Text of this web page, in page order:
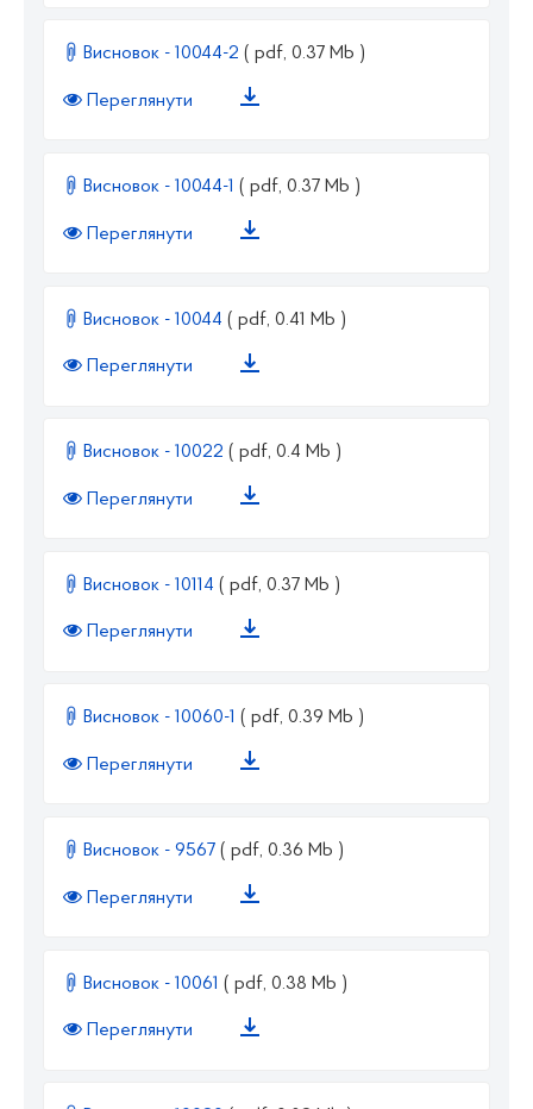
Висновок - 10044-2 ( pdf, 0.37 Mb )
Переглянути
Висновок - 10044-1 ( pdf, 0.37 Mb )
Переглянути
Висновок - 10044 ( pdf, 0.41 Mb )
Переглянути
Висновок - 10022 ( pdf, 0.4 Mb )
Переглянути
Висновок - 10114 ( pdf, 0.37 Mb )
Переглянути
Висновок - 10060-1 ( pdf, 0.39 Mb )
Переглянути
Висновок - 9567 ( pdf, 0.36 Mb )
Переглянути
Висновок - 10061 ( pdf, 0.38 Mb )
Переглянути